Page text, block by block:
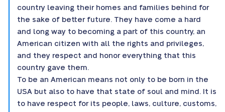
country leaving their homes and families behind for
the sake of better future. They have come a hard
and long way to becoming a part of this country, an
American citizen with all the rights and privileges,
and they respect and honor everything that this
country gave them.
To be an American means not only to be born in the
USA but also to have that state of soul and mind. It is
to have respect for its people, laws, culture, customs,